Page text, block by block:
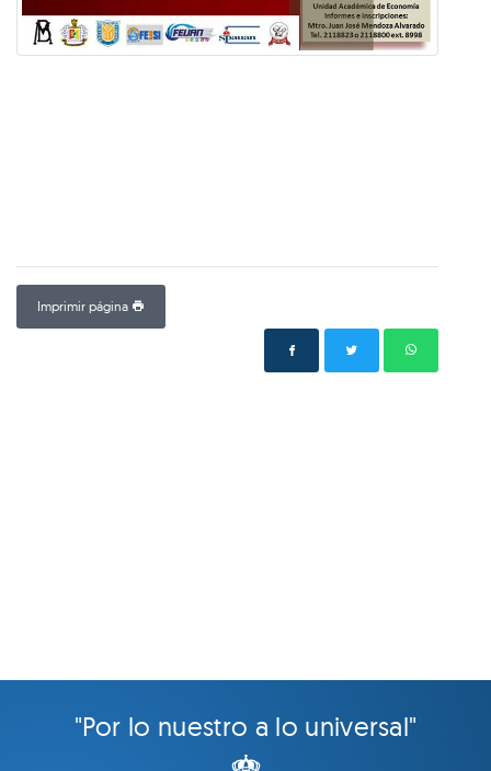
Imprimir página
"Por lo nuestro a lo universal"